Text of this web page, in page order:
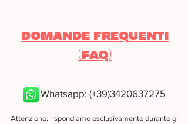
DOMANDE FREQUENTI
(FAQ)
Whatsapp: (+39)3420637275
Attenzione: rispondiamo esclusivamente durante gli